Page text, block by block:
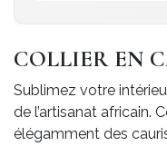
COLLIER EN
Sublimez votre
de l’artisanat africain.
élégamment des